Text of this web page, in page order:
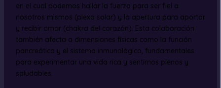
en el cual podemos hallar la fuerza para ser fiel a
nosotros mismos (plexo solar) y la apertura para aportar
y recibir amor (chakra del corazón). Esta colaboración
también afecta a dimensiones físicas como la función
pancreática y el sistema inmunológico, fundamentales
para experimentar una vida rica y sentirnos plenos y
saludables.